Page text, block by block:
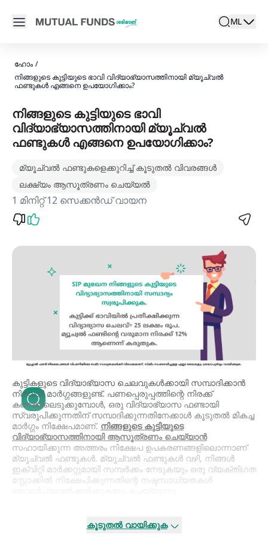
Open main menu
search
Locale
ML
active
ഹോം /
നിങ്ങളുടെ കുട്ടിയുടെ ഭാവി വിദ്യാഭ്യാസത്തിനായി മ്യൂച്വൽ
ഫണ്ടുകൾ എങ്ങനെ ഉപയോഗിക്കാം?
നിങ്ങളുടെ കുട്ടിയുടെ ഭാവി
വിദ്യാഭ്യാസത്തിനായി മ്യൂച്വൽ
ഫണ്ടുകൾ എങ്ങനെ ഉപയോഗിക്കാം?
മ്യൂച്വൽ ഫണ്ടുകളെക്കുറിച്ച് കൂടുതൽ വിവരങ്ങൾ
ലക്ഷ്യം ആസൂത്രണം ചെയ്യൽ
1 മിനിറ്റ് 12 സെക്കൻഡ് വായന
കുട്ടികളുടെ വിദ്യാഭ്യാസ ചെലവുകൾക്കായി സമ്പാദിക്കാൻ
നിരവധി മാർഗ്ഗങ്ങളുണ്ട്. പണപ്പെരുപ്പത്തിന്റെ നിരക്ക്
കണക്കിലെടുക്കുമ്പോൾ, ഒരു വിദ്യാഭ്യാസ ഫണ്ടായി
സ്വരൂപിക്കുന്നതിന് സമ്പാദിക്കുന്നതിനേക്കാൾ കൂടുതൽ മികച്ച
മാർഗ്ഗം നിക്ഷേപമാണ്. നിങ്ങളുടെ കുട്ടിയുടെ
വിദ്യാഭ്യാസത്തിനായി ആസൂത്രണം ചെയ്യാൻ
സഹായിക്കുന്ന അത്തരം നിക്ഷേപ ഉപകരണങ്ങളിലൊന്നാണ്
മ്യൂച്വൽ ഫണ്ടുകൾ. മ്യൂച്വൽ ഫണ്ടുകൾ വഴി, നിങ്ങൾ
ഇക്വിറ്റി മാർക്കറ്റുമായി സമ്പർക്കം നേടുകയും ഒരു വ്യക്തിഗത
സ്റ്റോക്കിൽ നിക്ഷേപിക്കുന്നതിന്റെ നഷ്ടസാധ്യതകൾ
ലംപ്സവും SIP-യും (സിസ്റ്റമാറ്റിക് ഇൻവെസ്റ്റ്മെന്റ് പ്ലാൻ).
കൂടുതൽ വായിക്കുക